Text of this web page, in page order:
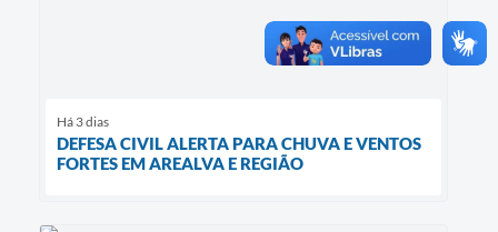
Há 3 dias
DEFESA CIVIL ALERTA PARA CHUVA E VENTOS
FORTES EM AREALVA E REGIÃO